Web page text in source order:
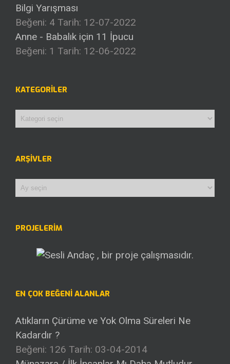
Bilgi Yarışması
Beğeni: 4 Tarih: 12-07-2022
Anne - Babalık için 11 İpucu
Beğeni: 1 Tarih: 12-06-2022
KATEGORILER
Kategoriler
ARŞIVLER
Arşivler
PROJELERİM
EN ÇOK BEĞENI ALANLAR
Atıkların Çürüme ve Yok Olma Süreleri Ne
Kadardır ?
Beğeni: 126 Tarih: 03-04-2014